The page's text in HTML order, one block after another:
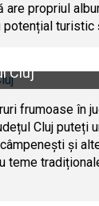
are propriul
turistic
Cluj
frumoase în
Cluj puteți
și
teme